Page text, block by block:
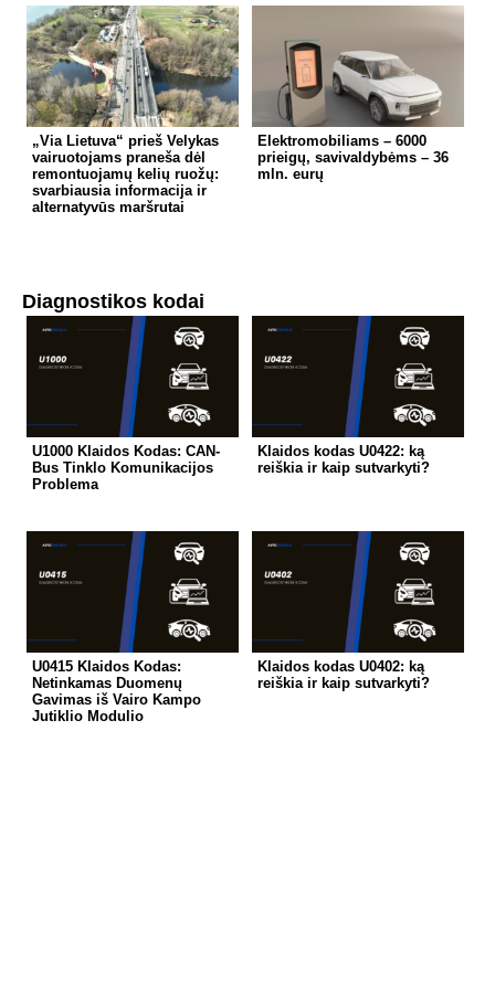
„Via Lietuva“ prieš Velykas
vairuotojams praneša dėl
remontuojamų kelių ruožų:
svarbiausia informacija ir
alternatyvūs maršrutai
Elektromobiliams – 6000
prieigų, savivaldybėms – 36
mln. eurų
Diagnostikos kodai
U1000 Klaidos Kodas: CAN-
Bus Tinklo Komunikacijos
Problema
Klaidos kodas U0422: ką
reiškia ir kaip sutvarkyti?
U0415 Klaidos Kodas:
Netinkamas Duomenų
Gavimas iš Vairo Kampo
Jutiklio Modulio
Klaidos kodas U0402: ką
reiškia ir kaip sutvarkyti?